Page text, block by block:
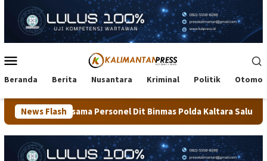
konten
Mobile
Beranda Berita Nusantara Kriminal Politik
News Flash
Dit Binmas Polda Kaltara Salurkan Beras SPHP Kepada